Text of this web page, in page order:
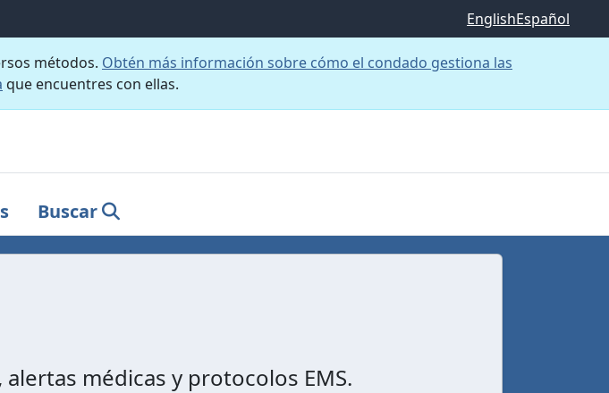
EnglishEspañol
métodos. Obtén más información sobre cómo el condado gestiona las
que encuentres con ellas.
Buscar
médicas y protocolos EMS.